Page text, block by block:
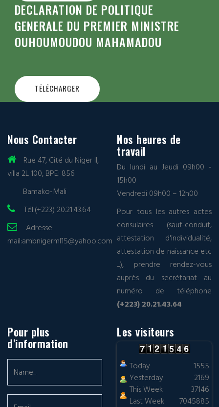
DECLARATION DE POLITIQUE
GENERALE DU PREMIER MINISTRE
OUHOUMOUDOU MAHAMADOU
TÉLÉCHARGER
Nous Contacter
Rue 47, Cité du Niger II,
villa 2L 100, BPE: 856
Bamako-Mali
Tél:(+223) 20.21.43.64
Adresse
mail:ambnigerml15@yahoo.com
Nos heures de
travail
Du lundi au Jeudi 09h00 -
15h00
Vendredi 09h00 – 12h00
Pour tous les autres actes
consulaires (sauf-conduit,
attestation d'individualité,
attestation de naissance etc
...), prendre rendez-vous
auprès du secrétariat au
numéro de téléphone
(+223) 20.21.43.64
Pour plus
d'information
Les visiteurs
Today
Yesterday
This Week
Last Week
1555
2169
37146
7045885